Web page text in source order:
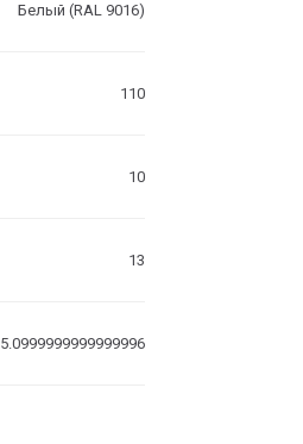
Белый (RAL 9016)
110
10
13
5.0999999999999996